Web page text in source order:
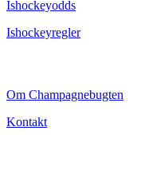
Ishockeyodds
Ishockeyregler
Om Champagnebugten
Kontakt